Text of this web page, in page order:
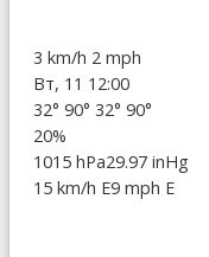
3 km/h 2 mph
Вт, 11 12:00
32° 90° 32° 90°
20%
1015 hPa29.97 inHg
15 km/h E9 mph E